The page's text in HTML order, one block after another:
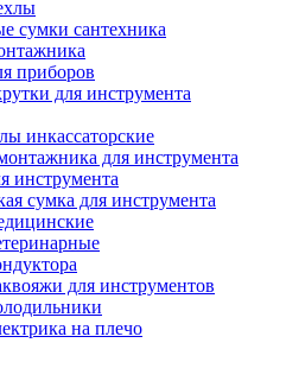
сумки сантехника
приборов
для инструмента
инкассаторские
для инструмента
инструмента
сумка для инструмента
для инструментов
на плечо